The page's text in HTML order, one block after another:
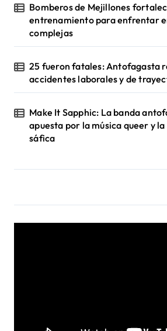
Bomberos de Mejillones
entrenamiento para enfrentar
complejas
25 fueron fatales: Antofagasta
accidentes laborales y de
Make It Sapphic: La banda
apuesta por la música queer y
sáfica